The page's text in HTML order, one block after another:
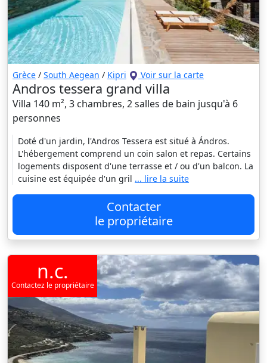
Grèce / South Aegean / Kipri Voir sur la carte
Andros tessera grand villa
Villa 140 m², 3 chambres, 2 salles de bain jusqu'à 6
personnes
Doté d'un jardin, l'Andros Tessera est situé à Ándros.
L'hébergement comprend un coin salon et repas. Certains
logements disposent d'une terrasse et / ou d'un balcon. La
cuisine est équipée d'un gril ... lire la suite
Contacter
le propriétaire
n.c.
Contactez le propriétaire